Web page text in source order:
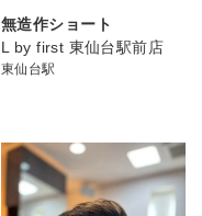
無造作ショート
L by first 東仙台駅前店
東仙台駅